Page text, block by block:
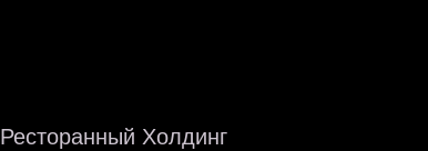
Ресторанный Холдинг